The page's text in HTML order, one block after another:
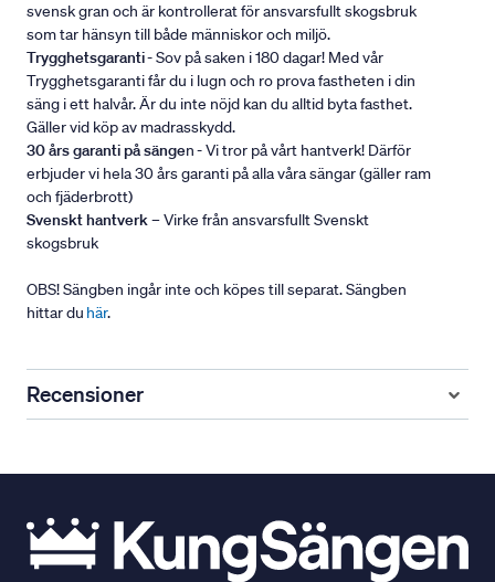
svensk gran och är kontrollerat för ansvarsfullt skogsbruk
som tar hänsyn till både människor och miljö.
Trygghetsgaranti- Sov på saken i 180 dagar! Med vår
Trygghetsgaranti får du i lugn och ro prova fastheten i din
säng i ett halvår. Är du inte nöjd kan du alltid byta fasthet.
Gäller vid köp av madrasskydd.
30 års garanti på sängen - Vi tror på vårt hantverk! Därför
erbjuder vi hela 30 års garanti på alla våra sängar (gäller ram
och fjäderbrott)
Svenskt hantverk– Virke från ansvarsfullt Svenskt
skogsbruk
OBS! Sängben ingår inte och köpes till separat. Sängben
hittar du här.
Recensioner